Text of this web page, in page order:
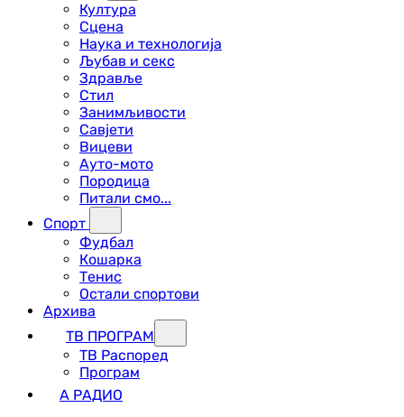
Култура
Сцена
Наука и технологија
Љубав и секс
Здравље
Стил
Занимљивости
Савјети
Вицеви
Ауто-мото
Породица
Питали смо...
Спорт
Фудбал
Кошарка
Тенис
Остали спортови
Архива
ТВ ПРОГРАМ
ТВ Распоред
Програм
А РАДИО